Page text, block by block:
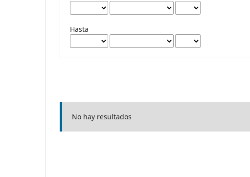
Hasta
No hay resultados